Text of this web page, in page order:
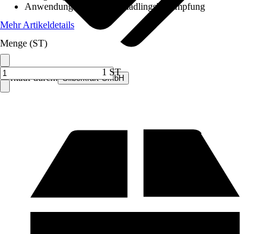
Verkauf durch: Silberkraft GmbH
Anwendung
Haushaltsschädlingsbekämpfung
Mehr Artikeldetails
Menge (ST)
1 ST